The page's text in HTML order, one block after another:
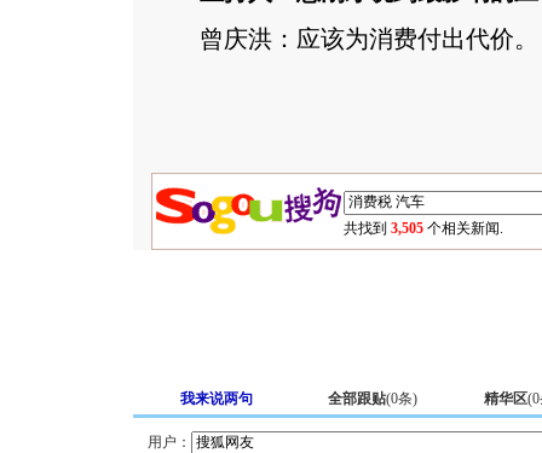
曾庆洪：应该为消费付出代价。
共找到 3,505 个相关新闻.
我来说两句 全部跟贴(0条) 精华区(0
用户：